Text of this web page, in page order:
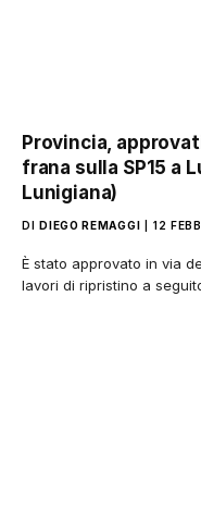
Provincia,
frana sulla SP15 a
Lunigiana)
DI DIEGO REMAGGI 12
È stato approvato in via
lavori di ripristino a